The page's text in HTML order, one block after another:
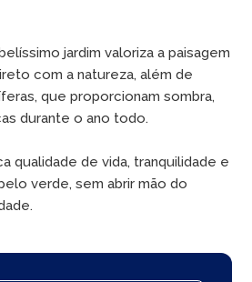
jardim valoriza a paisagem
com a natureza, além de
que proporcionam sombra,
durante o ano todo.
qualidade de vida, tranquilidade e
verde, sem abrir mão do